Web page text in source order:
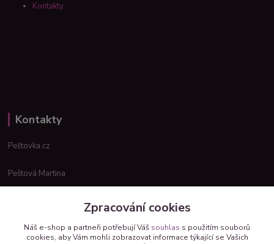
Kontakty
Kontakty
Peštovka.cz
Peštová Martina
Zpracování cookies
Náš e-shop a partneři potřebují Váš souhlas s použitím souborů
cookies, aby Vám mohli zobrazovat informace týkající se Vašich